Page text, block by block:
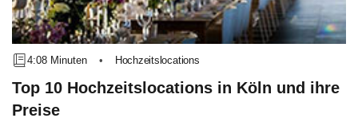
4:08 Minuten • Hochzeitslocations
Top 10 Hochzeitslocations in Köln und ihre
Preise